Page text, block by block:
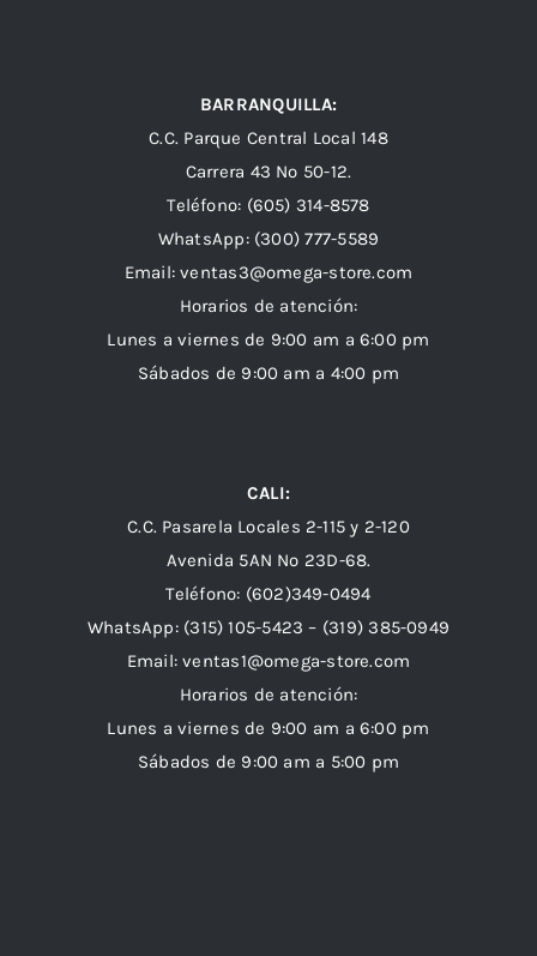
BARRANQUILLA:
C.C. Parque Central Local 148
Carrera 43 Nº 50-12.
Teléfono: (605) 314-8578
WhatsApp: (300) 777-5589
Email: ventas3@omega-store.com
Horarios de atención:
Lunes a viernes de 9:00 am a 6:00 pm
Sábados de 9:00 am a 4:00 pm
CALI:
C.C. Pasarela Locales 2-115 y 2-120
Avenida 5AN Nº 23D-68.
Teléfono: (602)349-0494
WhatsApp: (315) 105-5423 – (319) 385-0949
Email:ventas1@omega-store.com
Horarios de atención:
Lunes a viernes de 9:00 am a 6:00 pm
Sábados de 9:00 am a 5:00 pm